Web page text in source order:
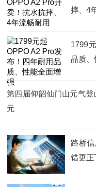
摔、4
1799
品质、
第四届仰韶仙门山元气
元
路桥
错更正